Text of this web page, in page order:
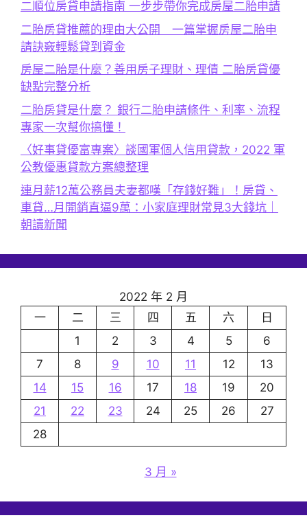
二順位房貸申請指南 一步步帶你完成房屋二胎申請
二胎房貸推薦的理由大公開 一篇掌握房屋二胎申
請訣竅輕鬆貸到資金
房屋二胎是什麼？善用房子理財、理債 二胎房貸優
缺點完整分析
二胎房貸是什麼？ 銀行二胎申請條件、利率、流程
專家一次幫你搞懂！
〈好事貸優富專案〉談國軍個人信用貸款，2022 軍
公教優惠貸款方案總整理
連月薪12萬公務員夫妻都嘆「存錢好難」！房貸、
車貸…月開銷直逼9萬：小家庭理財常見3大錢坑｜
朝讀新聞
2022 年 2 月
一
二 三 四 五 六
日
1
2 3 4 5
6
7
8 9 10 11 12
13
14
15 16 17 18 19
20
21
22 23 24 25 26
27
28
3 月 »